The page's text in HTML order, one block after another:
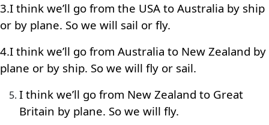
3.I think we’ll go from the USA to Australia by ship
or by plane. So we will sail or fly.
4.I think we’ll go from Australia to New Zealand by
plane or by ship. So we will fly or sail.
I think we’ll go from New Zealand to Great
Britain by plane. So we will fly.